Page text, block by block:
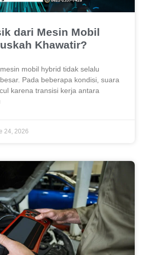
dari Mesin Mobil
Khawatir?
mobil hybrid tidak selalu
Pada beberapa kondisi, suara
karena transisi kerja antara
24, 2026